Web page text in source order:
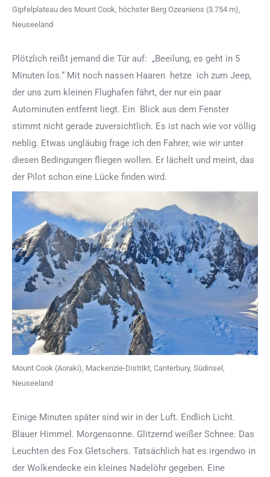
Gipfelplateau des Mount Cook, höchster Berg Ozeaniens (3.754 m),
Neuseeland
Plötzlich reißt jemand die Tür auf: „Beeilung, es geht in 5
Minuten los.“ Mit noch nassen Haaren hetze ich zum Jeep,
der uns zum kleinen Flughafen fährt, der nur ein paar
Autominuten entfernt liegt. Ein Blick aus dem Fenster
stimmt nicht gerade zuversichtlich. Es ist nach wie vor völlig
neblig. Etwas ungläubig frage ich den Fahrer, wie wir unter
diesen Bedingungen fliegen wollen. Er lächelt und meint, das
der Pilot schon eine Lücke finden wird.
Mount Cook (Aoraki), Mackenzie-Distrikt, Canterbury, Südinsel,
Neuseeland
Einige Minuten später sind wir in der Luft. Endlich Licht.
Blauer Himmel. Morgensonne. Glitzernd weißer Schnee. Das
Leuchten des Fox Gletschers. Tatsächlich hat es irgendwo in
der Wolkendecke ein kleines Nadelöhr gegeben. Eine